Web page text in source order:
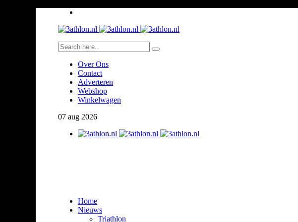
Over Ons
Contact
Adverteren
Webshop
Winkelwagen
07 aug 2026
Home
Nieuws
Triathlon